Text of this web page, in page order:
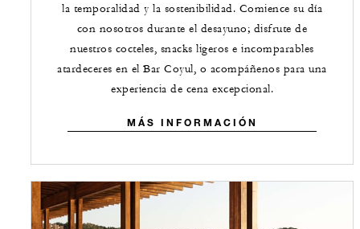
la temporalidad y la sostenibilidad. Comience su día
con nosotros durante el desayuno; disfrute de
nuestros cocteles, snacks ligeros e incomparables
atardeceres en el Bar Coyul, o acompáñenos para una
experiencia de cena excepcional.
MÁS INFORMACIÓN